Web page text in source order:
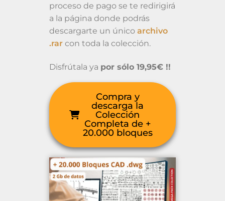
proceso de pago se te redirigirá
a la página donde podrás
descargarte un único archivo
.rar con toda la colección.
Disfrútala ya por sólo 19,95€ !!
Compra y
descarga la
Colección
Completa de +
20.000 bloques